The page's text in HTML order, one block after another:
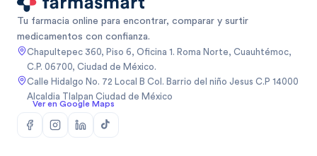
Tu farmacia online para encontrar, comparar y surtir
medicamentos con confianza.
Chapultepec 360, Piso 6, Oficina 1. Roma Norte, Cuauhtémoc,
C.P. 06700, Ciudad de México.
Calle Hidalgo No. 72 Local B Col. Barrio del niño Jesus C.P 14000
Alcaldia Tlalpan Ciudad de México
Ver en Google Maps